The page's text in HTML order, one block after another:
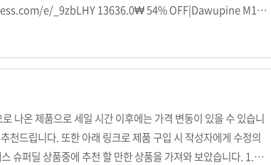
e/_9zbLHY 13636.0₩ 54% OFF|Dawupine M18
회로 기판 쉘, 밀워키 18 Smarter Shopping, Better Living!
나온 제품으로 세일 시간 이후에는 가격 변동이 있을 수 있습니
천드립니다. 또한 아래 링크로 제품 구입 시 작성자에게 수정의
슈퍼딜 상품중에 추천 할 만한 상품을 가져와 보았습니다. 1.